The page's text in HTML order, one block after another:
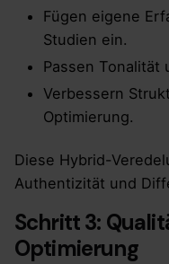
Fügen eigene
Studien ein.
Passen Tonalität
Verbessern
Optimierung.
Diese Hybrid-
Authentizität und
Schritt 3:
Optimierung